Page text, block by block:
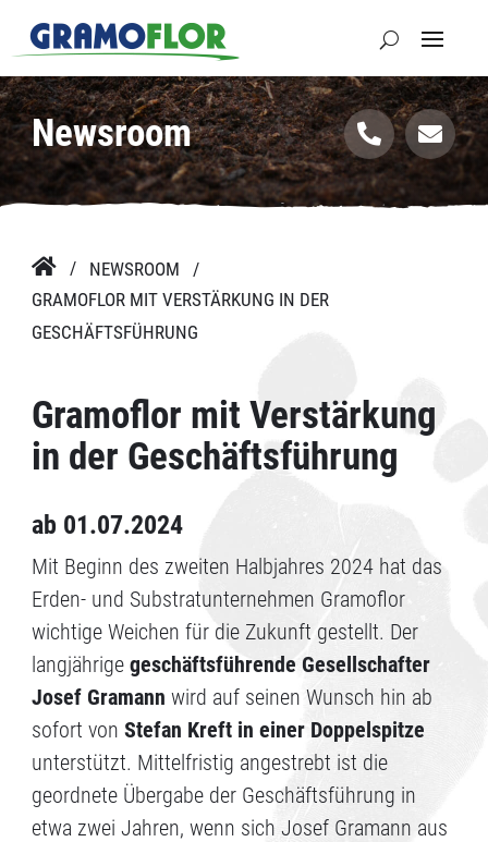
 
Newsroom

NEWSROOM
GRAMOFLOR MIT VERSTÄRKUNG IN DER
GESCHÄFTSFÜHRUNG
Gramoflor mit Verstärkung
in der Geschäftsführung
ab 01.07.2024
Mit Beginn des zweiten Halbjahres 2024 hat das
Erden- und Substratunternehmen Gramoflor
wichtige Weichen für die Zukunft gestellt. Der
langjährigegeschäftsführende Gesellschafter
Josef Gramann wird auf seinen Wunsch hin ab
sofort vonStefan Kreft in einer Doppelspitze
unterstützt. Mittelfristig angestrebt ist die
geordnete Übergabe der Geschäftsführung in
etwa zwei Jahren, wenn sich Josef Gramann aus